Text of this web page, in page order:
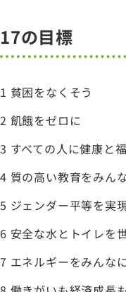
17の目標
1 貧困をなくそう
2 飢餓をゼロに
3 すべての人に健康と
4 質の高い教育をみん
5 ジェンダー平等を実
6 安全な水とトイレを
7 エネルギーをみんな